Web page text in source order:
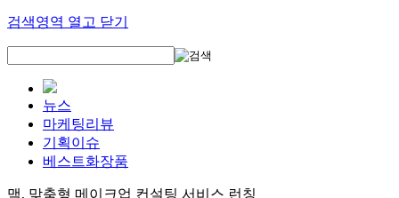
검색영역 열고 닫기
뉴스
마케팅리뷰
기획이슈
베스트화장품
맥, 맞춤형 메이크업 컨설팅 서비스 런칭